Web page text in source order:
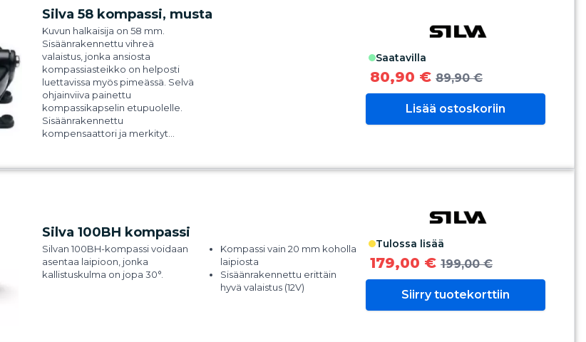
3 suuntaviivaa – mahdollistaa
lukemisen eri asennoista.
Vakaa asteikko – luettavissa
kovassakin merenkäynnissä.
Kompakti koko – sopii pieniin
tiloihin ja useimpiin veneisiin.
Erityisesti purjeveneille
suunniteltu.
Silva 58 kompassi, musta
Kuvun halkaisija on 58 mm.
Sisäänrakennettu vihreä
valaistus, jonka ansiosta
kompassiasteikko on helposti
luettavissa myös pimeässä. Selvä
ohjainviiva painettu
kompassikapselin etupuolelle.
Sisäänrakennettu
kompensaattori ja merkityt
kallistuman.
5 vuoden Silva takuu.
saatavilla
80,90 € 89,90 €
Lisää ostoskoriin
Silva 100BH kompassi
Silvan 100BH-kompassi voidaan
asentaa laipioon, jonka
kallistuskulma on jopa 30°.
Kompassi vain 20 mm koholla
laipiosta
Sisäänrakennettu erittäin
hyvä valaistus (12V)
tulossa lisää
179,00 € 199,00 €
Siirry tuotekorttiin